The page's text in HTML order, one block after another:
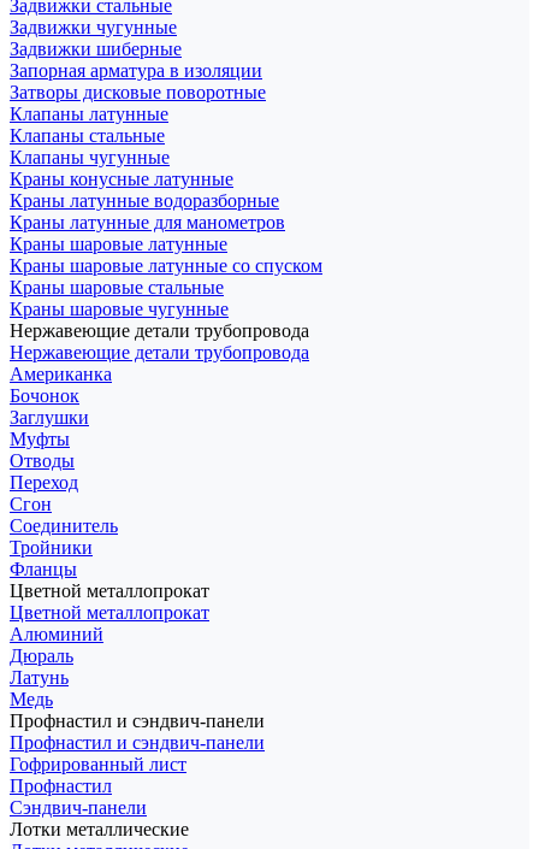
Задвижки стальные
Задвижки чугунные
Задвижки шиберные
Запорная арматура в изоляции
Затворы дисковые поворотные
Клапаны латунные
Клапаны стальные
Клапаны чугунные
Краны конусные латунные
Краны латунные водоразборные
Краны латунные для манометров
Краны шаровые латунные
Краны шаровые латунные со спуском
Краны шаровые стальные
Краны шаровые чугунные
Нержавеющие детали трубопровода
Нержавеющие детали трубопровода
Американка
Бочонок
Заглушки
Муфты
Отводы
Переход
Сгон
Соединитель
Тройники
Фланцы
Цветной металлопрокат
Цветной металлопрокат
Алюминий
Дюраль
Латунь
Медь
Профнастил и сэндвич-панели
Профнастил и сэндвич-панели
Гофрированный лист
Профнастил
Сэндвич-панели
Лотки металлические